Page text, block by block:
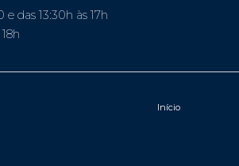
e das 13:30h às 17h
Início